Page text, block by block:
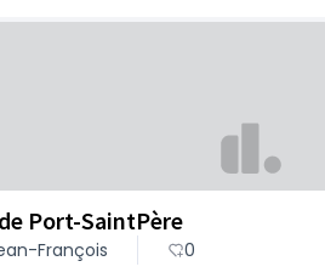
Port-SaintPère
François 0